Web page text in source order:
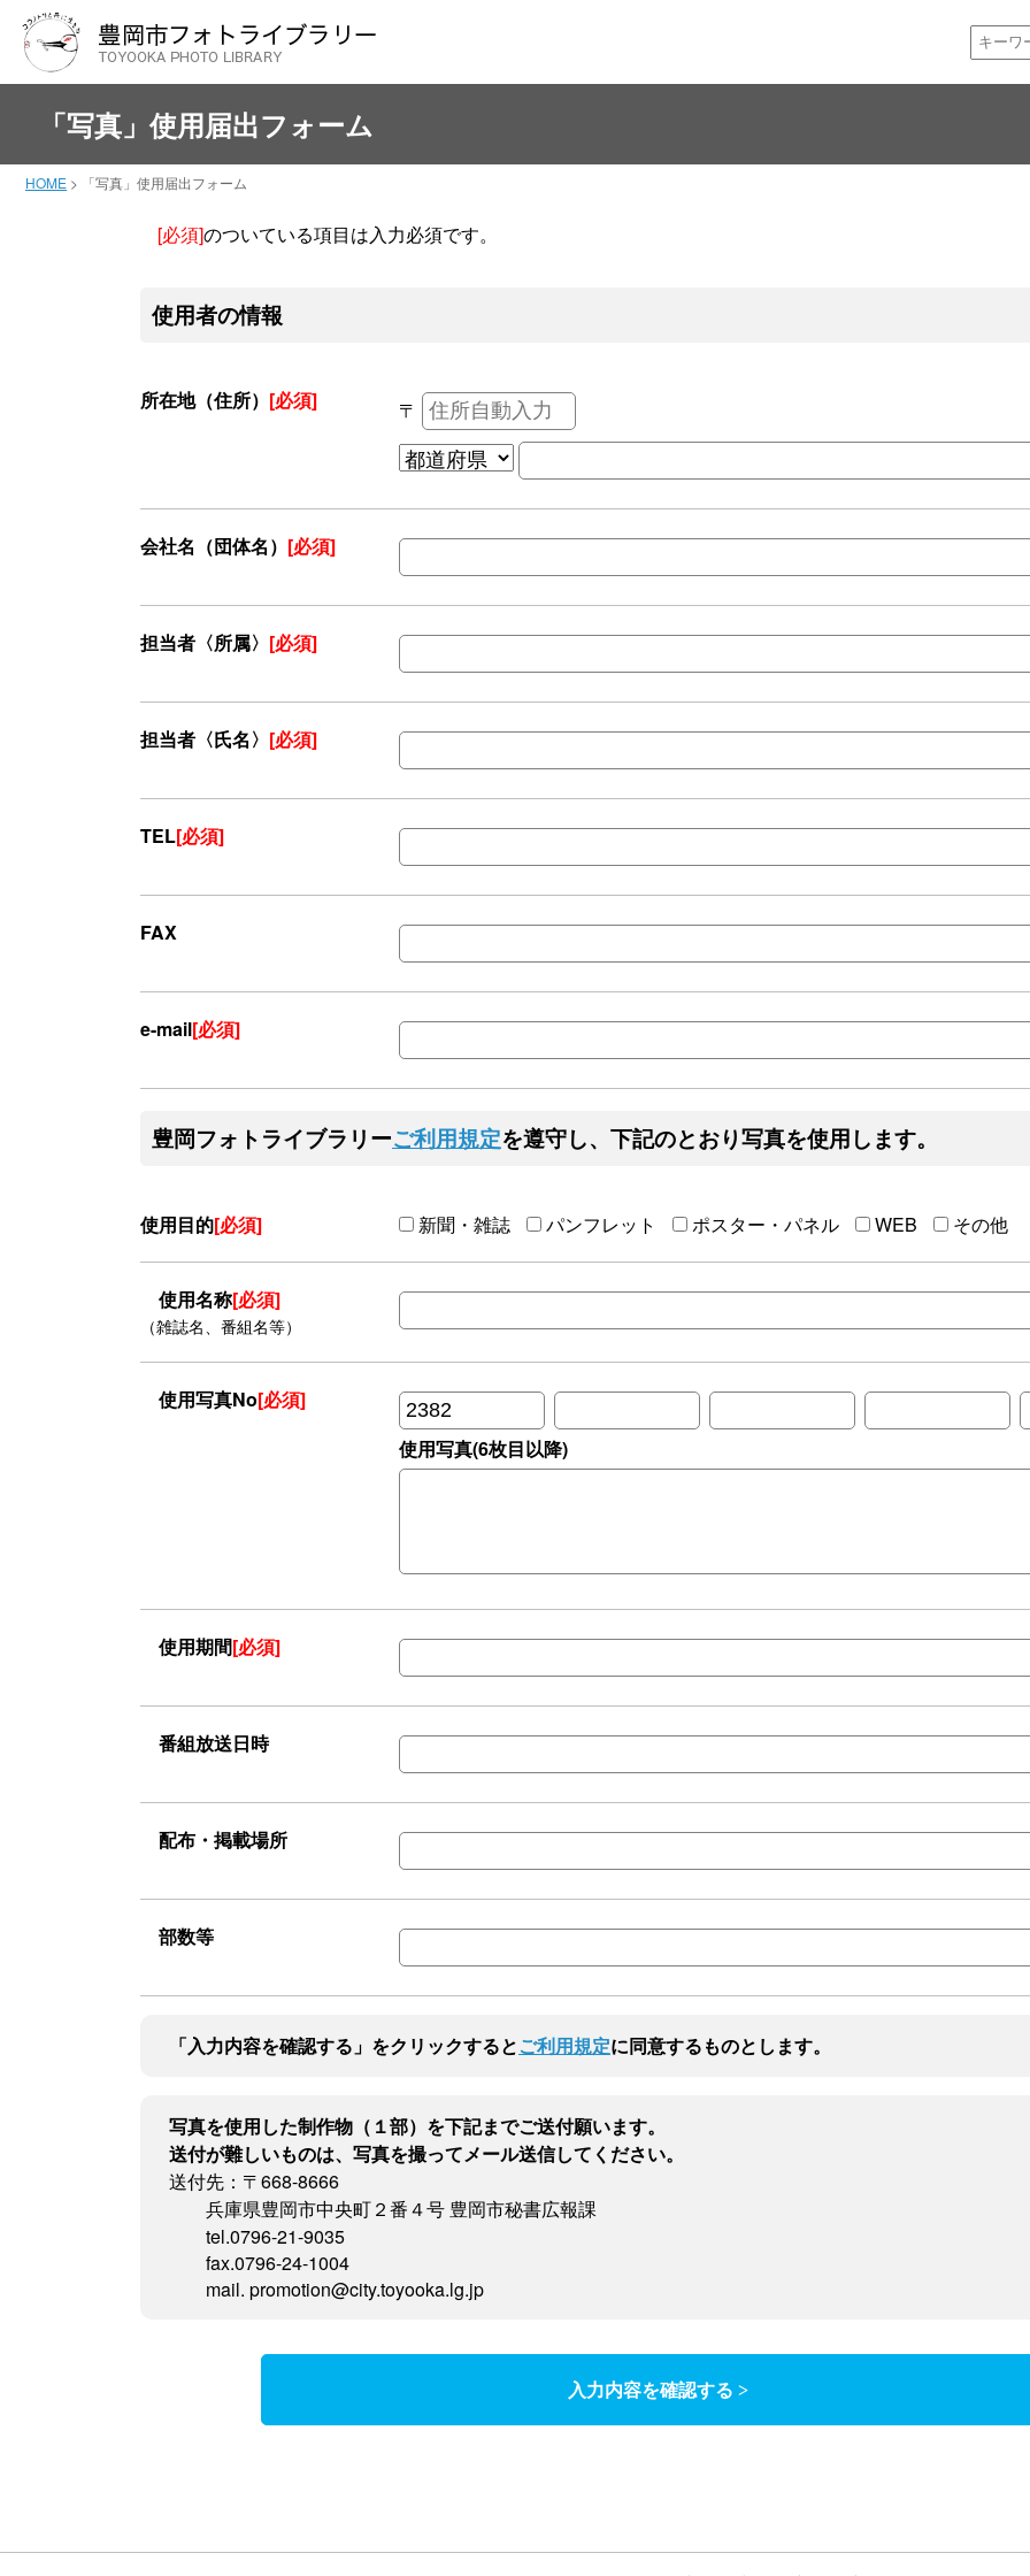
「写真」使用届出フォーム
HOME > 「写真」使用届出フォーム
[必須]のついている項目は入力必須です。
使用者の情報
所在地（住所） [必須] 〒
会社名（団体名） [必須]
担当者〈所属〉 [必須]
担当者〈氏名〉 [必須]
TEL[必須]
FAX
e-mail[必須]
豊岡フォトライブラリーご利用規定を遵守し、下記のとおり写真を使用します。
使用目的[必須] 新聞・雑誌 パンフレット ポスター・パネル WEB その他
使用名称[必須]
（雑誌名、番組名等）
使用写真No[必須]
使用写真(6枚目以降)
使用期間[必須]
番組放送日時
配布・掲載場所
部数等
「入力内容を確認する」をクリックするとご利用規定に同意するものとします。
写真を使用した制作物（１部）を下記までご送付願います。
送付が難しいものは、写真を撮ってメール送信してください。
送付先：〒668-8666
兵庫県豊岡市中央町２番４号 豊岡市秘書広報課
tel.0796-21-9035
fax.0796-24-1004
mail. promotion@city.toyooka.lg.jp